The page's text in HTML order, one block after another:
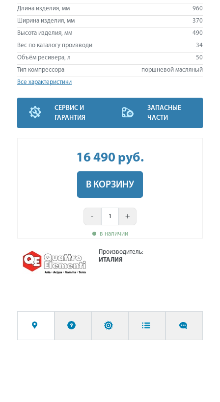
Длина изделия, мм
960
Ширина изделия, мм
370
Высота изделия, мм
490
Вес по каталогу производи
34
Объём ресивера, л
50
Тип компрессора
поршневой масляный
Все характеристики
СЕРВИС И
ГАРАНТИЯ
ЗАПАСНЫЕ
ЧАСТИ
16 490 руб.
В КОРЗИНУ
- +
в наличии
Производитель:
ИТАЛИЯ